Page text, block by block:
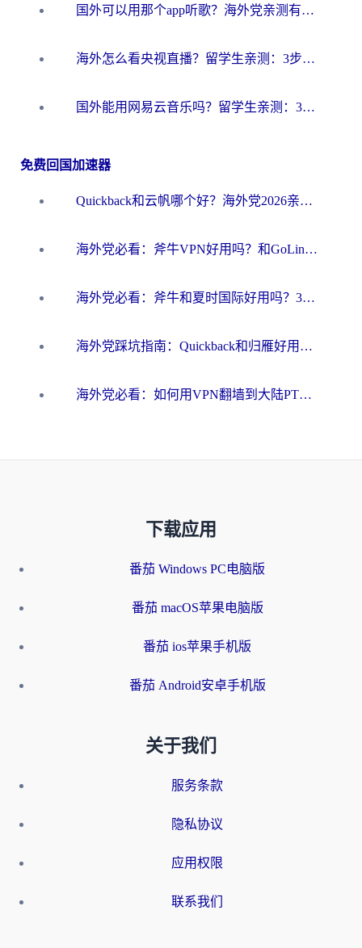
国外可以用那个app听歌？海外党亲测有效的回国加速方案，轻松听国内音乐听书
海外怎么看央视直播？留学生亲测：3步解决版权限制+追剧自由
国外能用网易云音乐吗？留学生亲测：3步解决海外听歌难题
免费回国加速器
Quickback和云帆哪个好？海外党2026亲测指南：选对加速器大陆工具，无缝刷国内剧玩国服
海外党必看：斧牛VPN好用吗？和GoLinkVPN对比哪个回国效果更好？
海外党必看：斧牛和夏时国际好用吗？3步选对回国加速器，无缝刷国内资源
海外党踩坑指南：Quickback和归雁好用吗？选对加速器才能无缝刷国内资源
海外党必看：如何用VPN翻墙到大陆PTT？一篇解决你所有回国加速痛点
下载应用
番茄 Windows PC电脑版
番茄 macOS苹果电脑版
番茄 ios苹果手机版
番茄 Android安卓手机版
关于我们
服务条款
隐私协议
应用权限
联系我们